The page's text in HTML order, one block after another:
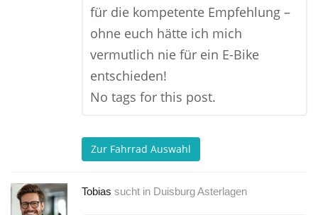
für die kompetente Empfehlung –
ohne euch hätte ich mich
vermutlich nie für ein E-Bike
entschieden!
No tags for this post.
Zur Fahrrad Auswahl
Tobias sucht in Duisburg Asterlagen